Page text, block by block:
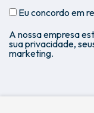
Eu concordo em
A nossa empresa
sua privacidade,
marketing.